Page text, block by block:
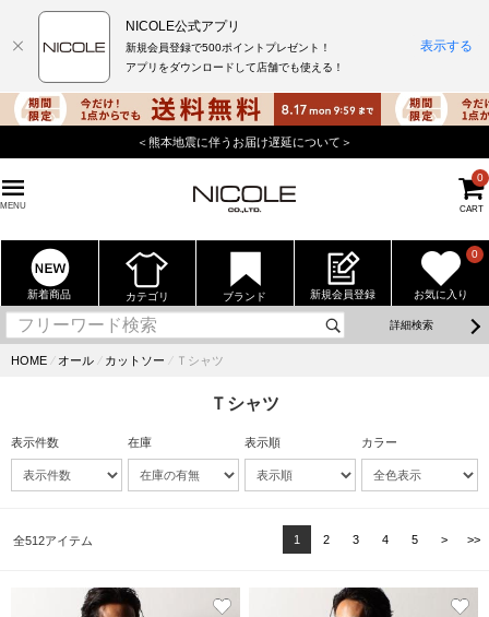
＜熊本地震に伴うお届け遅延について＞
MENU CART
0
新着商品 カテゴリ ブランド 新規会員登録 お気に入り
0
詳細検索
HOME ⁄ オール ⁄ カットソー ⁄ Ｔシャツ
Ｔシャツ
表示件数 在庫 表示順 カラー
全512アイテム 1 2 3 4 5 > >>
NICOLE公式アプリ
新規会員登録で500ポイントプレゼント！
アプリをダウンロードして店舗でも使える！
表示する